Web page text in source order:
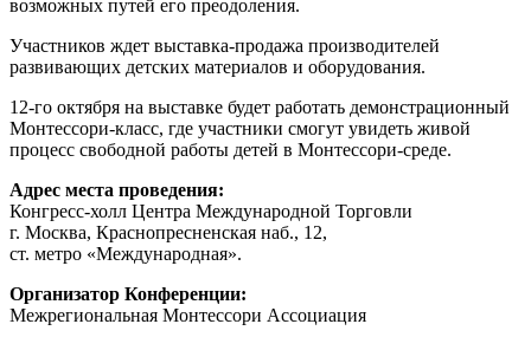
возможных путей его преодоления.
Участников ждет выставка-продажа производителей
развивающих детских материалов и оборудования.
12-го октября на выставке будет работать демонстрационный
Монтессори-класс, где участники смогут увидеть живой
процесс свободной работы детей в Монтессори-среде.
Адрес места проведения:
Конгресс-холл Центра Международной Торговли
г. Москва, Краснопресненская наб., 12,
ст. метро «Международная».
Организатор Конференции:
Межрегиональная Монтессори Ассоциация